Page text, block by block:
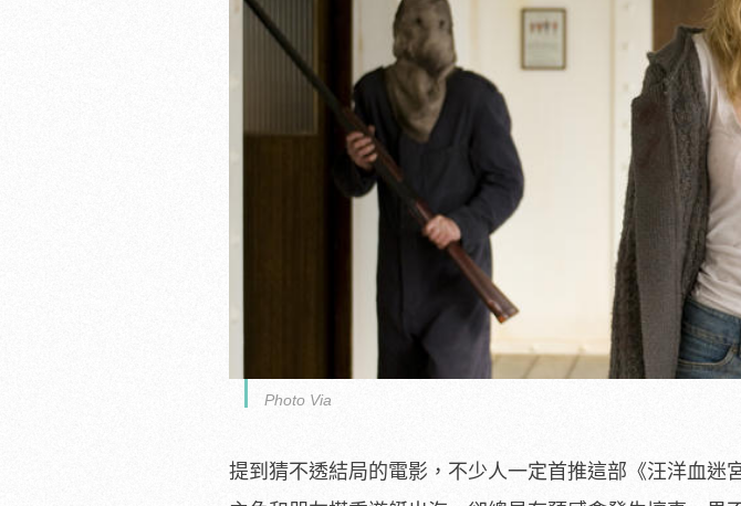
Photo Via
提到猜不透結局的電影，不少人一定首推這部《汪洋血迷